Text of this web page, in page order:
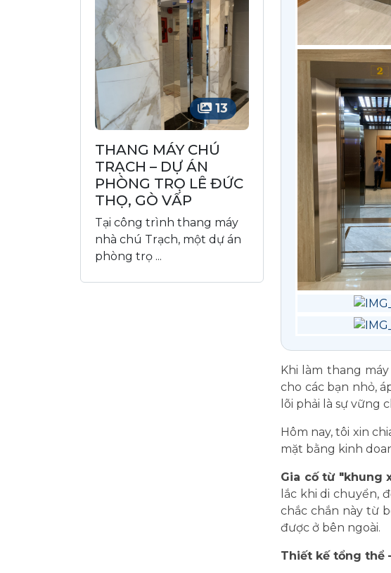
13
THANG MÁY CHÚ
TRẠCH – DỰ ÁN
PHÒNG TRỌ LÊ ĐỨC
THỌ, GÒ VẤP
Tại công trình thang máy
nhà chú Trạch, một dự án
phòng trọ ...
Khi làm thang
cho các bạn nhỏ,
lõi phải là sự vững
Hôm nay, tôi xin
mặt bằng kinh
Gia cố từ "khung
lắc khi di chuyển,
chắc chắn này từ
được ở bên ngoài.
Thiết kế tổng thể